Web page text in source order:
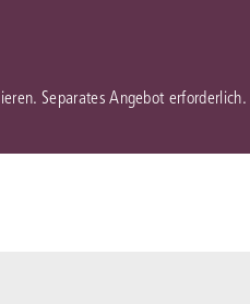
Separates Angebot erforderlich.